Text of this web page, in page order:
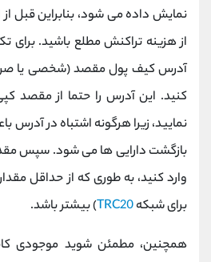
نمایش داده می ‌شود، بنابراین قبل از
از هزینه تراکنش مطلع باشید. برای
آدرس کیف ‌پول مقصد (شخصی یا
کنید. این آدرس را حتما از مقصد
نمایید، زیرا هرگونه اشتباه در آدرس
‌بازگشت دارایی ‌ها می ‌شود. سپس
برای شبکهTRC20) بیشتر باشد.
همچنین، مطمئن شوید موجودی